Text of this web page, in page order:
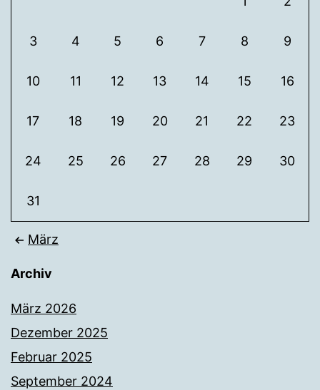
3 4 5 6 7 8 9
10 11 12 13 14 15 16
17 18 19 20 21 22 23
24 25 26 27 28 29 30
31
März
Archiv
März 2026
Dezember 2025
Februar 2025
September 2024